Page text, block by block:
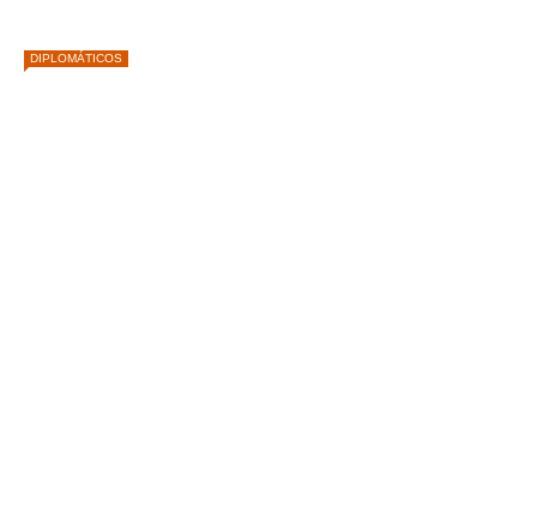
DIPLOMÁTICOS